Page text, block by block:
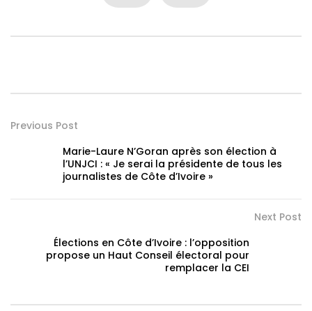
Previous Post
Marie-Laure N’Goran après son élection à
l’UNJCI : « Je serai la présidente de tous les
journalistes de Côte d’Ivoire »
Next Post
Élections en Côte d’Ivoire : l’opposition
propose un Haut Conseil électoral pour
remplacer la CEI